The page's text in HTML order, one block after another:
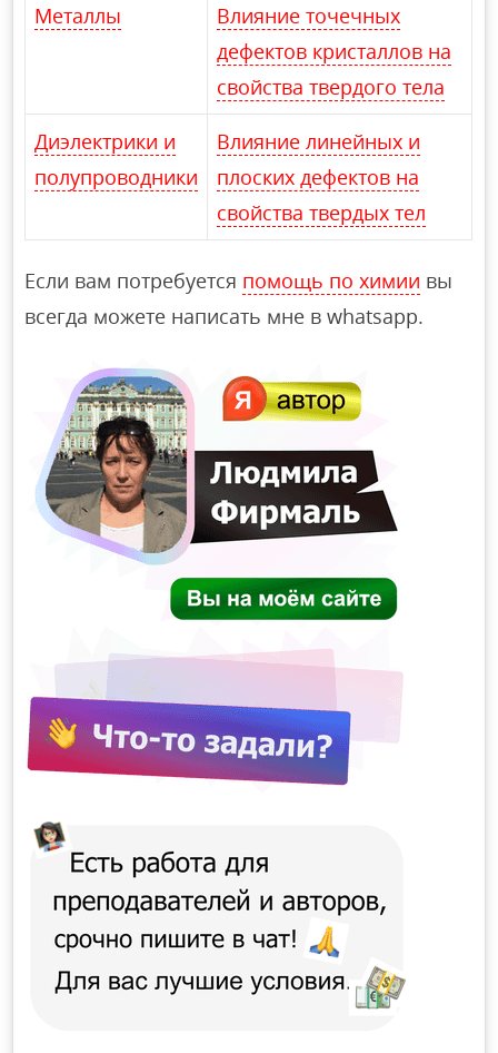
Металлы
Влияние точечных
дефектов кристаллов на
свойства твердого тела
Диэлектрики и
полупроводники
Влияние линейных и
плоских дефектов на
свойства твердых тел
Если вам потребуется помощь по химии вы
всегда можете написать мне в whatsapp.